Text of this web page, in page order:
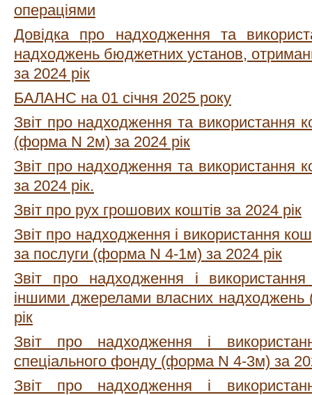
операціями
Довідка про надходження та
надходжень бюджетних установ,
за 2024 рік
БАЛАНС на 01 січня 2025 року
Звіт про надходження та використання
(форма N 2м) за 2024 рік
Звіт про надходження та використання
за 2024 рік.
Звіт про рух грошових коштів за 2024 рік
Звіт про надходження і використання
за послуги (форма N 4-1м) за 2024 рік
Звіт про надходження і
іншими джерелами власних
рік
Звіт про надходження і
спеціального фонду (форма N 4-3м) за
Звіт про надходження і